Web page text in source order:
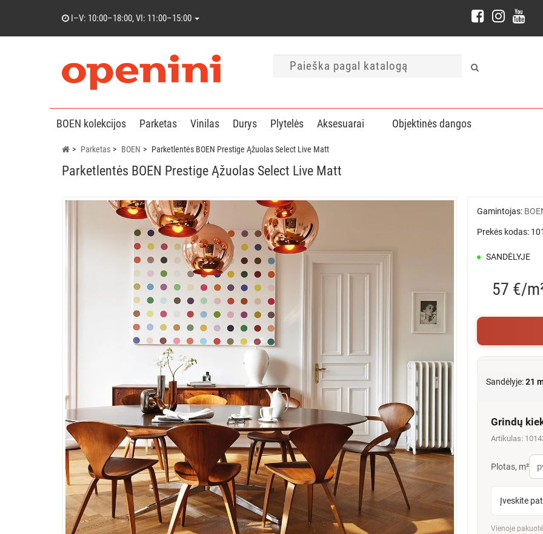
I–V: 10:00–18:00, VI: 11:00–15:00
BOEN kolekcijos Parketas Vinilas Durys Plytelės Aksesuarai Objektinės dangos
Parketas BOEN Parketlentės BOEN Prestige Ąžuolas Select Live Matt
Parketlentės BOEN Prestige Ąžuolas Select Live Matt
Gamintojas:
Prekės kodas:
SANDĖLYJE
57 €/
Sandėlyje:21
Grindų
Artikulas:
Plotas, m²
Įveskite
Vienoje